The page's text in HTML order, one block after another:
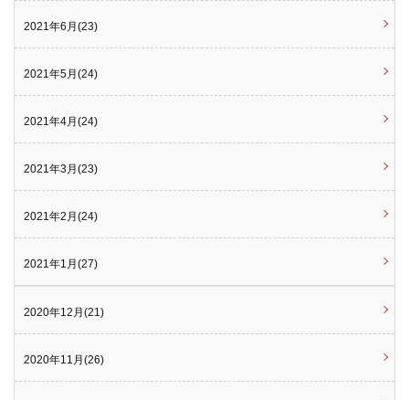
2021年6月(23)
2021年5月(24)
2021年4月(24)
2021年3月(23)
2021年2月(24)
2021年1月(27)
2020年12月(21)
2020年11月(26)